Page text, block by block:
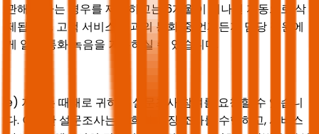
관해야 하는 경우를 제외하고는 6개월이 지나면 자동으로 삭
제됩니다. 고객 서비스 팀과의 통화 중 언제든지 담당 직원에
게 알려 통화 녹음을 거부하실 수 있습니다.
e) 저희는 때때로 귀하께 설문조사 참여를 요청할 수 있습니
다. 이러한 설문조사는 저희가 시장 조사를 수행하고, 서비스